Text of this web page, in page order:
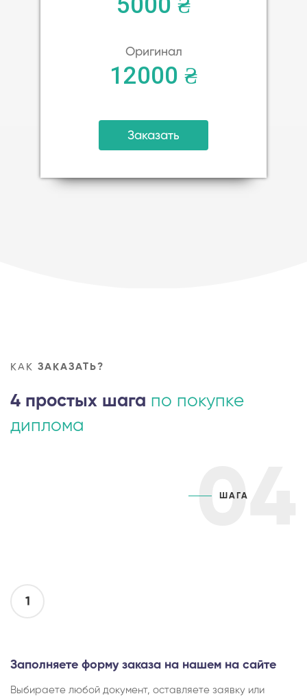
Оригинал
12000 ₴
Заказать
КАК ЗАКАЗАТЬ?
4 простых шага по покупке
диплома
04
ШАГА
1
Заполняете форму заказа на нашем на сайте
Выбираете любой документ, оставляете заявку или